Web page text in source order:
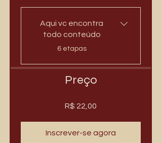
Aqui vc encontra
todo conteúdo
.
6 etapas
Preço
R$ 22,00
Inscrever-se agora